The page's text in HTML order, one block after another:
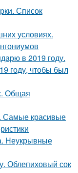
Список
условиях.
в 2019 году.
году, чтобы был
Общая
Самые красивые
Неукрывные
Облепиховый сок